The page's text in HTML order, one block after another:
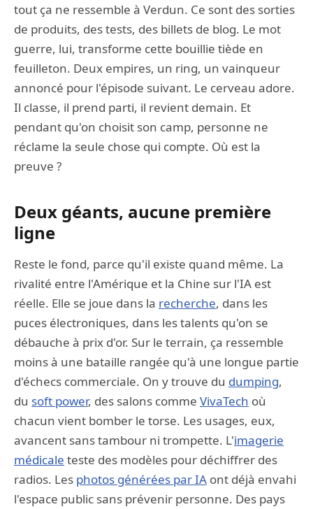
tout ça ne ressemble à Verdun. Ce sont des sorties
de produits, des tests, des billets de blog. Le mot
guerre, lui, transforme cette bouillie tiède en
feuilleton. Deux empires, un ring, un vainqueur
annoncé pour l'épisode suivant. Le cerveau adore.
Il classe, il prend parti, il revient demain. Et
pendant qu'on choisit son camp, personne ne
réclame la seule chose qui compte. Où est la
preuve ?
Deux géants, aucune première
ligne
Reste le fond, parce qu'il existe quand même. La
rivalité entre l'Amérique et la Chine sur l'IA est
réelle. Elle se joue dans la recherche, dans les
puces électroniques, dans les talents qu'on se
débauche à prix d'or. Sur le terrain, ça ressemble
moins à une bataille rangée qu'à une longue partie
d'échecs commerciale. On y trouve du dumping,
du soft power, des salons comme VivaTech où
chacun vient bomber le torse. Les usages, eux,
avancent sans tambour ni trompette. L'imagerie
médicale teste des modèles pour déchiffrer des
radios. Les photos générées par IA ont déjà envahi
l'espace public sans prévenir personne. Des pays